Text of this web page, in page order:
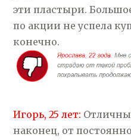
эти пластыри.
по акции не успела
конечно.
Игорь, 25 лет:
наконец, от